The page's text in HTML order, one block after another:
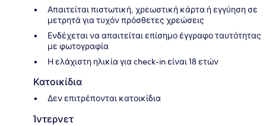
Απαιτείται πιστωτική, χρεωστική κάρτα ή εγγύηση σε
μετρητά για τυχόν πρόσθετες χρεώσεις
Ενδέχεται να απαιτείται επίσημο έγγραφο ταυτότητας
με φωτογραφία
Η ελάχιστη ηλικία για check-in είναι 18 ετών
Κατοικίδια
Δεν επιτρέπονται κατοικίδια
Ίντερνετ